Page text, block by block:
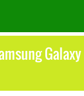
Galaxy